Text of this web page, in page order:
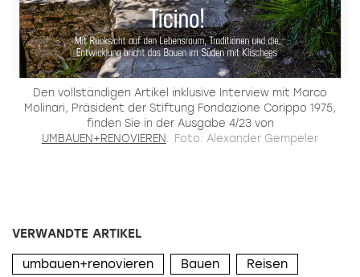
Den vollständigen Artikel inklusive Interview mit Marco
Molinari, Präsident der Stiftung Fondazione Corippo 1975,
finden Sie in der Ausgabe 4/23 von
UMBAUEN+RENOVIEREN . Foto: Alexander Gempeler
VERWANDTE ARTIKEL
umbauen+renovieren Bauen Reisen